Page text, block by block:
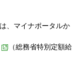
、マイナポータルか
（総務省特別定額給